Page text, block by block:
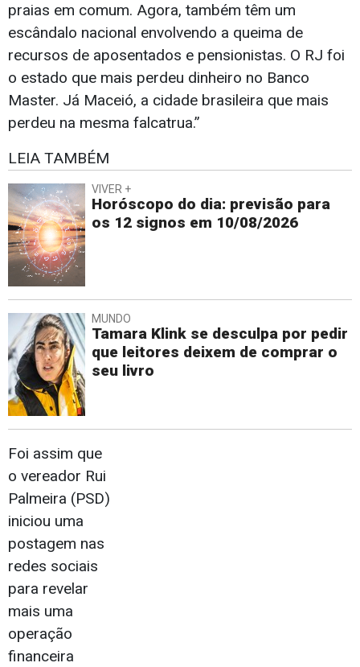
praias em comum. Agora, também têm um
escândalo nacional envolvendo a queima de
recursos de aposentados e pensionistas. O RJ foi
o estado que mais perdeu dinheiro no Banco
Master. Já Maceió, a cidade brasileira que mais
perdeu na mesma falcatrua.”
LEIA TAMBÉM
VIVER +
Horóscopo do dia: previsão para
os 12 signos em 10/08/2026
MUNDO
Tamara Klink se desculpa por pedir
que leitores deixem de comprar o
seu livro
Foi assim que
o vereador Rui
Palmeira (PSD)
iniciou uma
postagem nas
redes sociais
para revelar
mais uma
operação
financeira